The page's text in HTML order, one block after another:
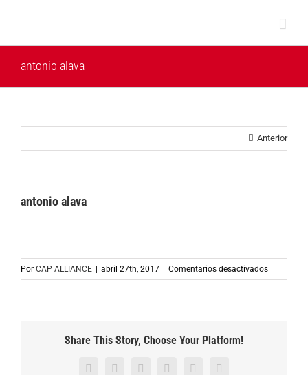
antonio alava
Anterior
antonio alava
Por CAP ALLIANCE abril 27th, 2017 Comentarios desactivadosen
antonio
Share This Story, Choose Your Platform!
FacebookTwitter Reddit LinkedInPinterest